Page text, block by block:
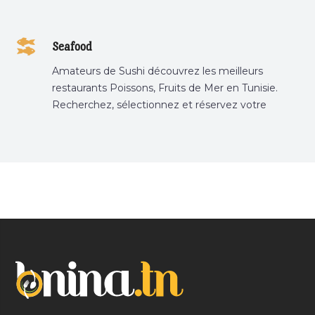
Seafood
Amateurs de Sushi découvrez les meilleurs
restaurants Poissons, Fruits de Mer en Tunisie.
Recherchez, sélectionnez et réservez votre